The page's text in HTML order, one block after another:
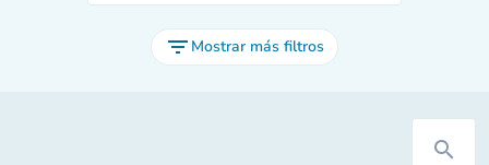
filter_list Mostrar más filtros
search